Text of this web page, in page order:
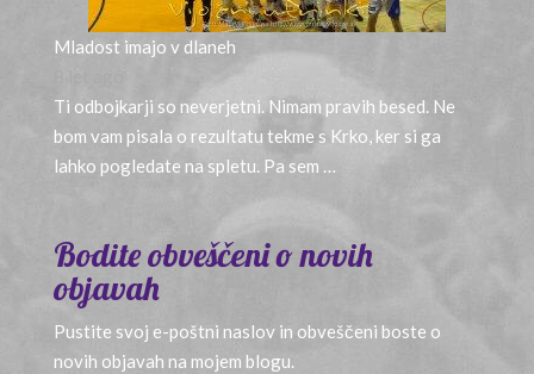
Mladost imajo v dlaneh
Ti odbojkarji so neverjetni. Nimam pravih besed. Ne
bom vam pisala o rezultatu tekme s Krko, ker si ga
lahko pogledate na spletu. Pa sem …
Bodite obveščeni o novih
objavah
Pustite svoj e-poštni naslov in obveščeni boste o
novih objavah na mojem blogu.